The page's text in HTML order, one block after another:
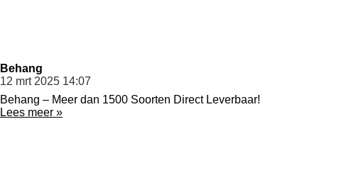
Behang
12 mrt 2025 14:07
Behang – Meer dan 1500 Soorten Direct Leverbaar!
Lees meer »